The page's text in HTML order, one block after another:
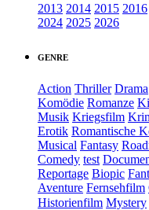
2013 2014 2015 2016
2024 2025 2026
GENRE
Action Thriller Drama
Komödie Romanze
Musik Kriegsfilm
Erotik Romantische
Musical Fantasy
Comedy test
Reportage Biopic
Aventure Fernsehfilm
Historienfilm Mystery